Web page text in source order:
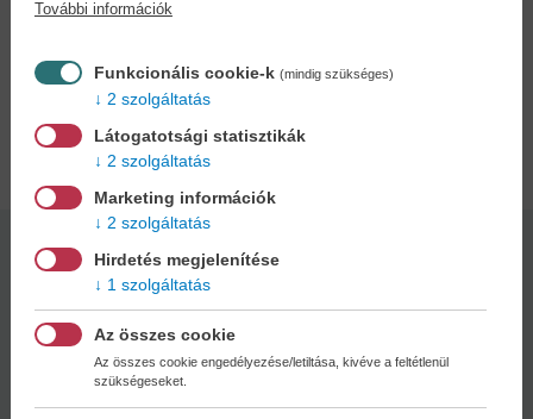
önfeledt nevetés, a legjobb barátok, egy kis tánc és időnként egy-
könnyebben átvészelni. Mint amilyen például a nyári szünet...
Adatok
Kötésmód:
puha kötés
Kiadás dátuma:
2026
További információk
Funkcionális cookie-k (mindig szükséges)
2 szolgáltatás
Látogatotsági statisztikák
2 szolgáltatás
Marketing információk
2 szolgáltatás
Hirdetés megjelenítése
1 szolgáltatás
Az összes cookie
Az összes cookie engedélyezése/letiltása, kivéve a feltétlenül
szükségeseket.